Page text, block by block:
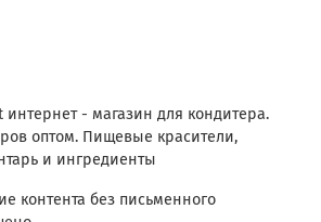
интернет - магазин для кондитера.
оптом. Пищевые красители,
и ингредиенты
контента без письменного